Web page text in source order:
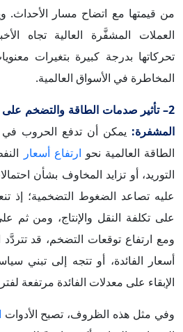
من قيمتها مع اتضاح مسار
العملات المشفَّرة العالية تجاه
تحركاتها بدرجة كبيرة بتغيرات
المخاطرة في الأسواق العالمية.
2– تأثير صدمات الطاقة والتضخم
المشفرة: يمكن أن تدفع الحروب في
الطاقة العالمية نحو ارتفاع أسعار
التوريد، أو تزايد المخاوف بشأن
عليه تصاعد الضغوط التضخمية؛ إذ
على تكلفة النقل والإنتاج، ومن ثم
ومع ارتفاع توقعات التضخم، قد
أسعار الفائدة، أو تتجه إلى تبني
الإبقاء على معدلات الفائدة مرتفعة
وفي مثل هذه الظروف، تصبح الأدوات